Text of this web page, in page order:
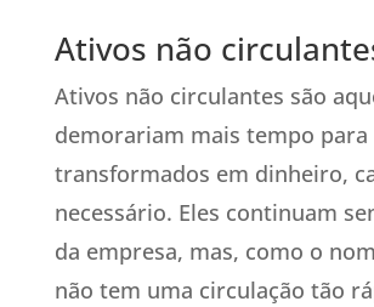
Ativos não
Ativos não circulantes são
demorariam mais tempo para
transformados em dinheiro,
necessário. Eles continuam
da empresa, mas, como o
não tem uma circulação tão